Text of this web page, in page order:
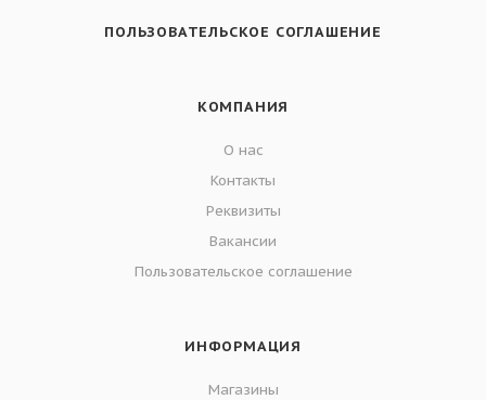
ПОЛЬЗОВАТЕЛЬСКОЕ СОГЛАШЕНИЕ
КОМПАНИЯ
О нас
Контакты
Реквизиты
Вакансии
Пользовательское соглашение
ИНФОРМАЦИЯ
Магазины